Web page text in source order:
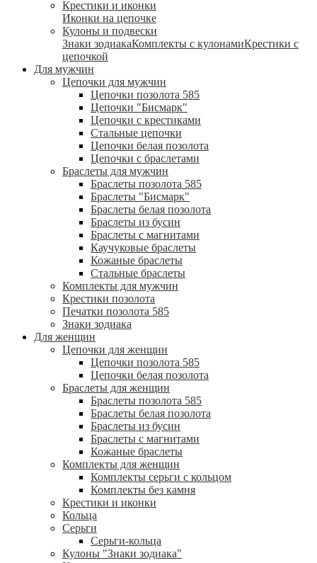
Крестики и иконки
Иконки на цепочке
Кулоны и подвески
Знаки зодиакаКомплекты с кулонамиКрестики с
цепочкой
Для мужчин
Цепочки для мужчин
Цепочки позолота 585
Цепочки "Бисмарк"
Цепочки с крестиками
Стальные цепочки
Цепочки белая позолота
Цепочки с браслетами
Браслеты для мужчин
Браслеты позолота 585
Браслеты "Бисмарк"
Браслеты белая позолота
Браслеты из бусин
Браслеты с магнитами
Каучуковые браслеты
Кожаные браслеты
Стальные браслеты
Комплекты для мужчин
Крестики позолота
Печатки позолота 585
Знаки зодиака
Для женщин
Цепочки для женщин
Цепочки позолота 585
Цепочки белая позолота
Браслеты для женщин
Браслеты позолота 585
Браслеты белая позолота
Браслеты из бусин
Браслеты с магнитами
Кожаные браслеты
Комплекты для женщин
Комплекты серьги с кольцом
Комплекты без камня
Крестики и иконки
Кольца
Серьги
Серьги-кольца
Кулоны "Знаки зодиака"